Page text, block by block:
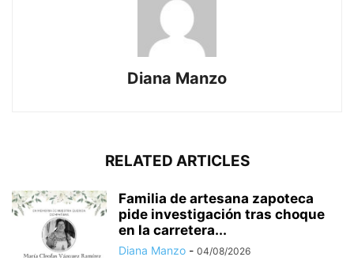
Diana Manzo
RELATED ARTICLES
Familia de artesana zapoteca
pide investigación tras choque
en la carretera...
Diana Manzo - 04/08/2026